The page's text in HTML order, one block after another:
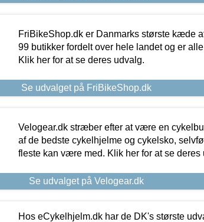
FriBikeShop.dk er Danmarks største kæde
99 butikker fordelt over hele landet og er
Klik her for at se deres udvalg.
Se udvalget på FriBikeShop.dk
Velogear.dk stræber efter at være en
af de bedste cykelhjelme og cykelsko,
fleste kan være med. Klik her for at se deres
Se udvalget på Velogear.dk
Hos eCykelhjelm.dk har de DK's største